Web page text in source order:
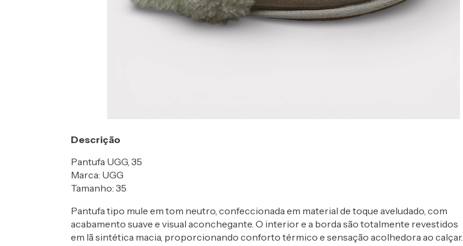
Descrição
Pantufa UGG, 35
Marca: UGG
Tamanho: 35
Pantufa tipo mule em tom neutro, confeccionada em material de toque aveludado, com
acabamento suave e visual aconchegante. O interior e a borda são totalmente revestidos
em lã sintética macia, proporcionando conforto térmico e sensação acolhedora ao calçar.